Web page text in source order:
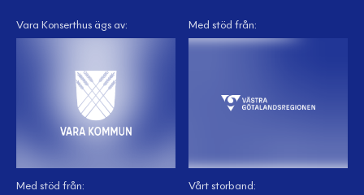
Vara Konserthus ägs av: Med stöd från:
Med stöd från: Vårt storband: